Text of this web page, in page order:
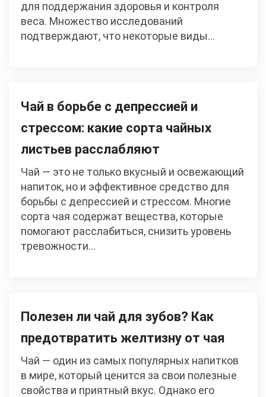
для поддержания здоровья и контроля
веса. Множество исследований
подтверждают, что некоторые виды…
Чай в борьбе с депрессией и
стрессом: какие сорта чайных
листьев расслабляют
Чай — это не только вкусный и освежающий
напиток, но и эффективное средство для
борьбы с депрессией и стрессом. Многие
сорта чая содержат вещества, которые
помогают расслабиться, снизить уровень
тревожности…
Полезен ли чай для зубов? Как
предотвратить желтизну от чая
Чай — один из самых популярных напитков
в мире, который ценится за свои полезные
свойства и приятный вкус. Однако его